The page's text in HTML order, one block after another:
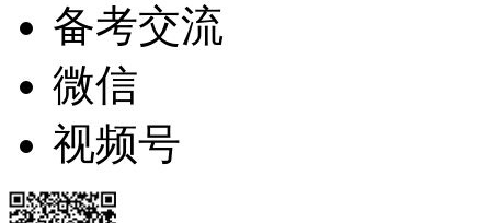
备考交流
微信
视频号